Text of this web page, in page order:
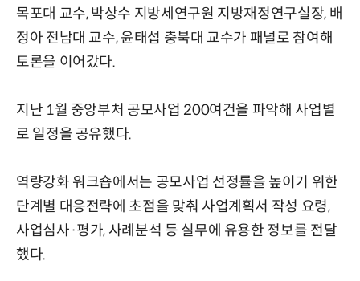
목포대 교수, 박상수 지방세연구원 지방재정연구실장, 배
정아 전남대 교수, 윤태섭 충북대 교수가 패널로 참여해
토론을 이어갔다.
지난 1월 중앙부처 공모사업 200여건을 파악해 사업별
로 일정을 공유했다.
역량강화 워크숍에서는 공모사업 선정률을 높이기 위한
단계별 대응전략에 초점을 맞춰 사업계획서 작성 요령,
사업심사·평가, 사례분석 등 실무에 유용한 정보를 전달
했다.